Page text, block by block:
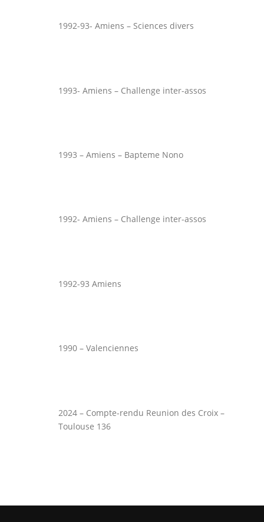
1992-93- Amiens – Sciences divers
1993- Amiens – Challenge inter-assos
1993 – Amiens – Bapteme Nono
1992- Amiens – Challenge inter-assos
1992-93 Amiens
1990 – Valenciennes
2024 – Compte-rendu Reunion des Croix –
Toulouse 136